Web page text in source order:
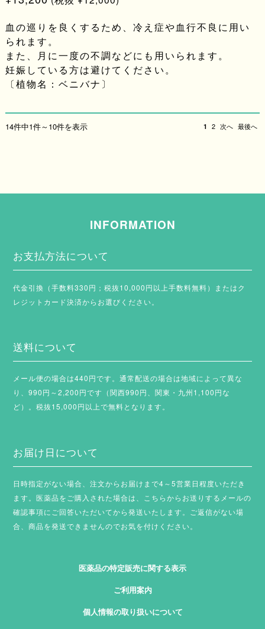
血の巡りを良くするため、冷え症や血行不良に用い
られます。
また、月に一度の不調などにも用いられます。
妊娠している方は避けてください。
〔植物名：ベニバナ〕
14件中1件～10件を表示 1 2 次へ 最後へ
INFORMATION
お支払方法について
代金引換（手数料330円；税抜10,000円以上手数料無料）またはク
レジットカード決済からお選びください。
送料について
メール便の場合は440円です。通常配送の場合は地域によって異な
り、990円～2,200円です（関西990円、関東・九州1,100円な
ど）。税抜15,000円以上で無料となります。
お届け日について
日時指定がない場合、注文からお届けまで4～5営業日程度いただき
ます。医薬品をご購入された場合は、こちらからお送りするメールの
確認事項にご回答いただいてから発送いたします。ご返信がない場
合、商品を発送できませんのでお気を付けください。
医薬品の特定販売に関する表示
ご利用案内
個人情報の取り扱いについて